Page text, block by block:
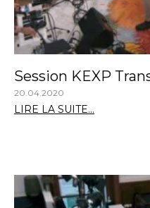
Session KEXP
20.04.2020
LIRE LA SUITE...